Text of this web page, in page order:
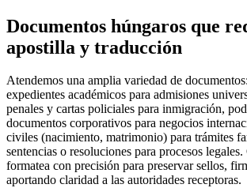
Documentos húngaros que
apostilla y traducción
Atendemos una amplia variedad de
expedientes académicos para admisiones
penales y cartas policiales para inmigración,
documentos corporativos para negocios
civiles (nacimiento, matrimonio) para trámites
sentencias o resoluciones para procesos legales.
formatea con precisión para preservar sellos,
aportando claridad a las autoridades receptoras.